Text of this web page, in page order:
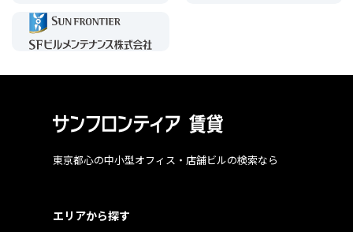
東京都心の中小型オフィス・店舗ビルの検索なら
エリアから探す